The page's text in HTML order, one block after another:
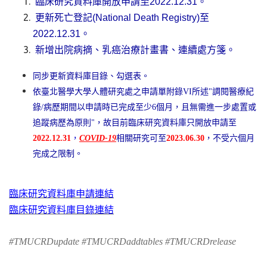
更新死亡登記(National Death Registry)至
2022.12.31。
新增出院病摘、乳癌治療計畫書、連續處方箋 。
同步更新資料庫目錄、勾選表。
依臺北醫學大學人體研究處之申請單附錄VI所述"調閱醫療紀
錄/病歷期間以申請時已完成至少6個月，且無需進一步處置或
追蹤病歷為原則"，故目前臨床研究資料庫只開放申請至
2022.12.31 ， COVID-19相關研究可至2023.06.30 ，不受六個月
完成之限制。
臨床研究資料庫申請連結
臨床研究資料庫目錄連結
#TMUCRDupdate #TMUCRDaddtables #TMUCRDrelease